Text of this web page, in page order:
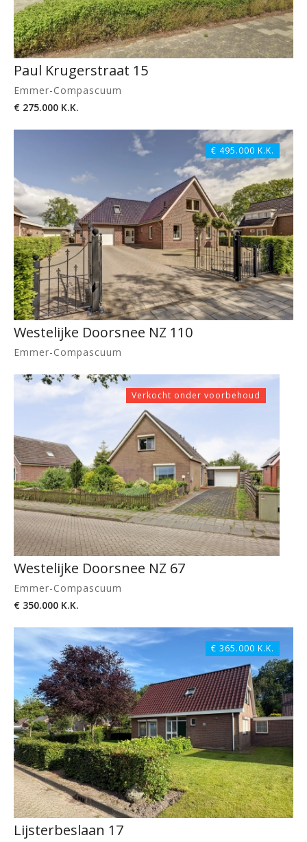
Paul Krugerstraat 15
Emmer-Compascuum
€ 275.000 K.K.
Westelijke Doorsnee NZ 110
Emmer-Compascuum
€ 495.000 K.K.
Verkocht onder voorbehoud
Westelijke Doorsnee NZ 67
Emmer-Compascuum
€ 350.000 K.K.
Lijsterbeslaan 17
€ 365.000 K.K.